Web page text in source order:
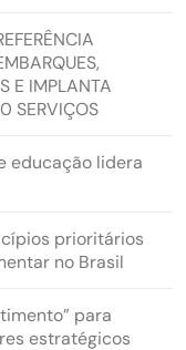
E IMPLANTA
SERVIÇOS
educação lidera
prioritários
no Brasil
para
estratégicos